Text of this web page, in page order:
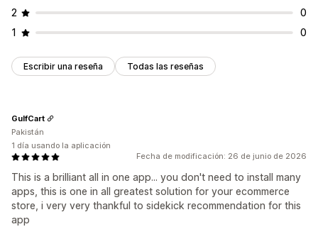
2
0
1
0
Escribir una reseña Todas las reseñas
Fecha de modificación: 26 de junio de 2026
This is a brilliant all in one app... you don't need to install many
apps, this is one in all greatest solution for your ecommerce
store, i very very thankful to sidekick recommendation for this
app
GulfCart
Pakistán
1 día usando la aplicación